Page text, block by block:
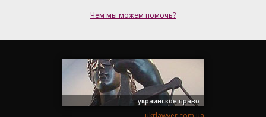
Чем мы можем помочь?
украинское право